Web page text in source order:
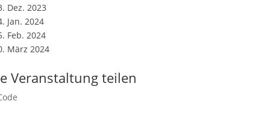
Dez. 2023
Jan. 2024
Feb. 2024
März 2024
Veranstaltung teilen